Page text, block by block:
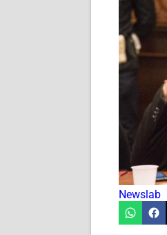
Newslab